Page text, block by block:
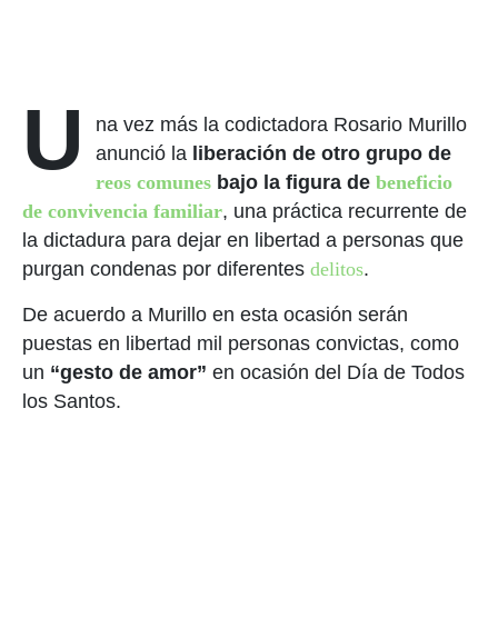
U
na vez más la codictadora Rosario Murillo
anunció la liberación de otro grupo de
reos comunes bajo la figura de beneficio
de convivencia familiar, una práctica recurrente de
la dictadura para dejar en libertad a personas que
purgan condenas por diferentes delitos.
De acuerdo a Murillo en esta ocasión serán
puestas en libertad mil personas convictas, como
un “gesto de amor” en ocasión del Día de Todos
los Santos.